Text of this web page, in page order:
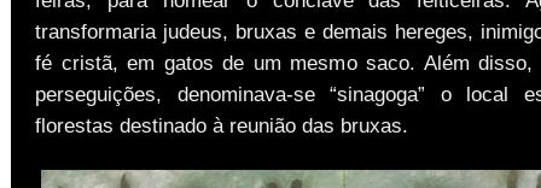
transformaria judeus, bruxas e demais hereges,
fé cristã, em gatos de um mesmo saco. Além
perseguições, denominava-se “sinagoga” o local
florestas destinado à reunião das bruxas.